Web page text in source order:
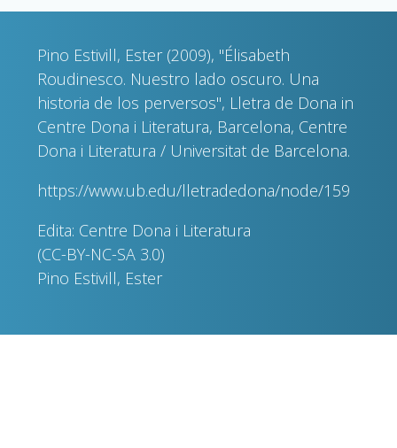
Pino Estivill, Ester (2009), "Élisabeth
Roudinesco. Nuestro lado oscuro. Una
historia de los perversos", Lletra de Dona in
Centre Dona i Literatura, Barcelona, Centre
Dona i Literatura / Universitat de Barcelona.
https://www.ub.edu/lletradedona/node/159
Edita: Centre Dona i Literatura
(CC-BY-NC-SA 3.0)
Pino Estivill, Ester